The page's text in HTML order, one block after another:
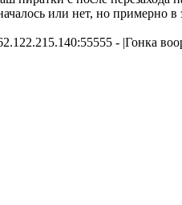
или нет, но
- |Гонка